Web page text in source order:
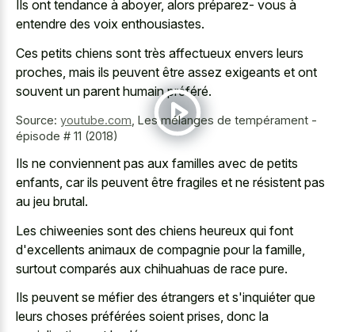
Ils ont tendance à aboyer, alors préparez- vous à
entendre des voix enthousiastes.
Ces petits chiens sont très affectueux envers leurs
proches, mais ils peuvent être assez exigeants et ont
souvent un parent humain préféré.
Source: youtube.com Les mélanges de tempérament -
épisode # 11 (2018)
Ils ne conviennent pas aux familles avec de petits
enfants, car ils peuvent être fragiles et ne résistent pas
au jeu brutal.
Les chiweenies sont des chiens heureux qui font
d'excellents animaux de compagnie pour la famille,
surtout comparés aux chihuahuas de race pure.
Ils peuvent se méfier des étrangers et s'inquiéter que
leurs choses préférées soient prises, donc la